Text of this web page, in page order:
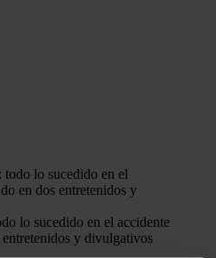
lo sucedido en el accidente
y divulgativos